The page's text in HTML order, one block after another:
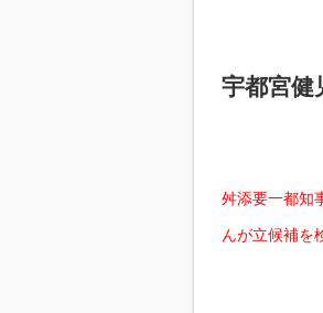
宇都宮健
舛添要一都知
んが立候補を